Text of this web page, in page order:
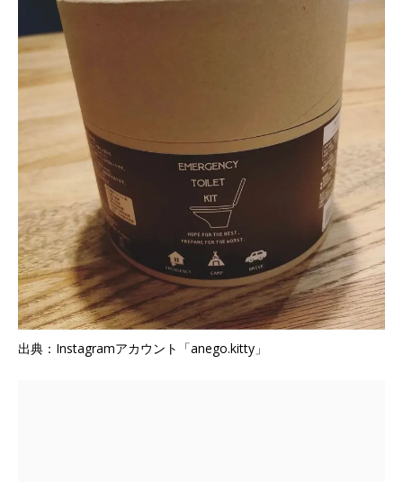
出典：Instagramアカウント「anego.kitty」